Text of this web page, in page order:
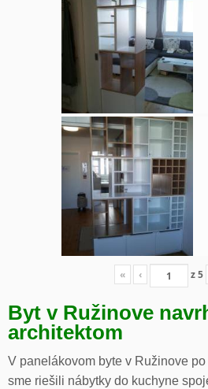
« ‹ z5
Byt v Ružinove
architektom
V panelákovom byte v Ružinove
sme riešili nábytky do kuchyne